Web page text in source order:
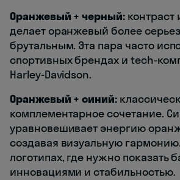
Оранжевый + черный: контраст
делает оранжевый более
брутальным. Эта пара часто
спортивных брендах и tech-
Harley-Davidson.
Оранжевый + синий:
комплементарное сочетание.
уравновешивает энергию
создавая визуальную
логотипах, где нужно показать
инновациями и стабильностью.